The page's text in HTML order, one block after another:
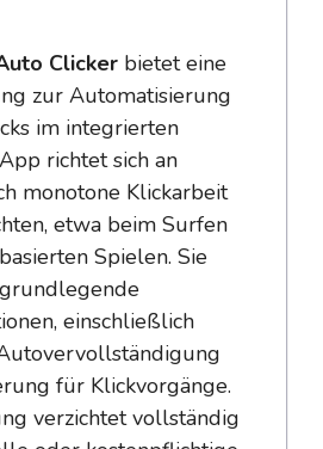
Clicker bietet eine
zur Automatisierung
im integrierten
richtet sich an
monotone Klickarbeit
etwa beim Surfen
Spielen. Sie
einschließlich
für Klickvorgänge.
verzichtet vollständig